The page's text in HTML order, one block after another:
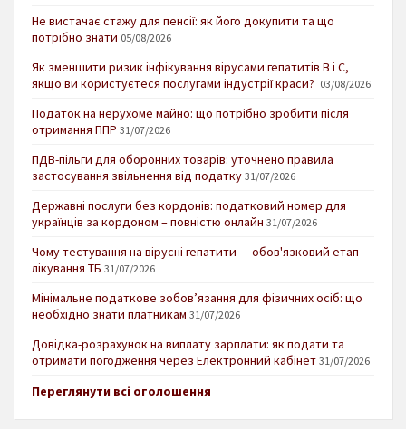
Не вистачає стажу для пенсії: як його докупити та що
потрібно знати 05/08/2026
Як зменшити ризик інфікування вірусами гепатитів В і С,
якщо ви користуєтеся послугами індустрії краси? 03/08/2026
Податок на нерухоме майно: що потрібно зробити після
отримання ППР 31/07/2026
ПДВ-пільги для оборонних товарів: уточнено правила
застосування звільнення від податку 31/07/2026
Державні послуги без кордонів: податковий номер для
українців за кордоном – повністю онлайн 31/07/2026
Чому тестування на вірусні гепатити — обов'язковий етап
лікування ТБ 31/07/2026
Мінімальне податкове зобов’язання для фізичних осіб: що
необхідно знати платникам 31/07/2026
Довідка-розрахунок на виплату зарплати: як подати та
отримати погодження через Електронний кабінет 31/07/2026
Переглянути всі оголошення